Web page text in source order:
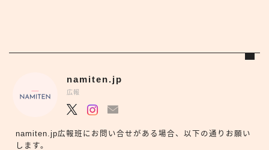
namiten.jp
広報
namiten.jp広報班にお問い合せがある場合、以下の通りお願い
します。